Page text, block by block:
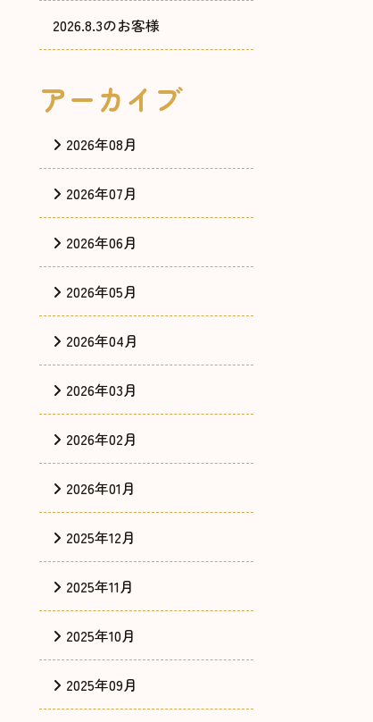
2026.8.3のお客様
アーカイブ
2026年08月
2026年07月
2026年06月
2026年05月
2026年04月
2026年03月
2026年02月
2026年01月
2025年12月
2025年11月
2025年10月
2025年09月